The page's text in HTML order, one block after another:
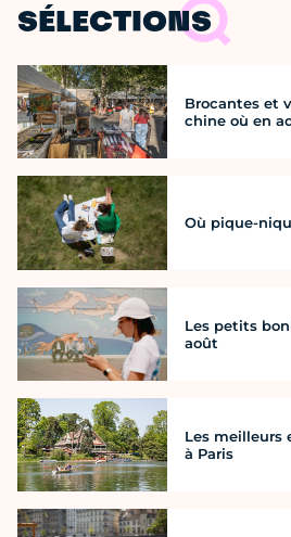
SÉLECTIONS
Brocantes et
chine où en
Où pique-
Les petits
août
Les meilleurs
à Paris